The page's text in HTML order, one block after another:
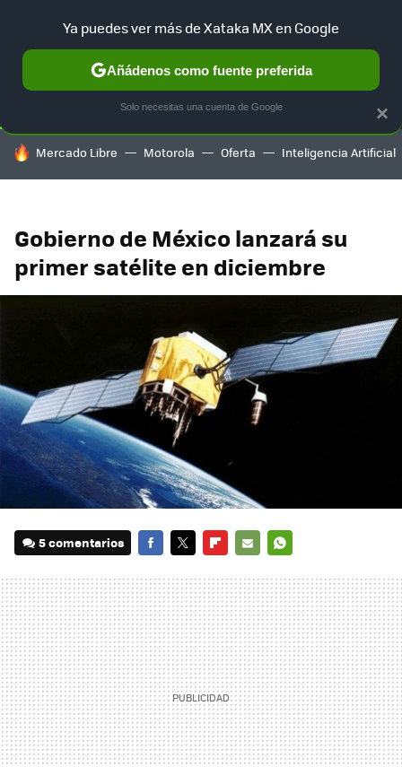
SELECCIÓN GAMING HOME AUTO TERRITORIO
HOY SE HABLA DE
Mercado Libre Motorola Oferta Inteligencia Artificial
Gobierno de México lanzará su
primer satélite en diciembre
5 comentarios
MAIL
×
Ya puedes ver más de Xataka MX en Google
Añádenos como fuente preferida
Solo necesitas una cuenta de Google